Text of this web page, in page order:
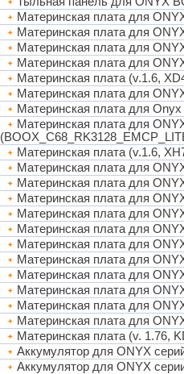
Материнская плата для
Материнская плата для
Материнская плата для
Материнская плата для
Материнская плата (v.1.6,
Материнская плата для
Материнская плата для
Материнская плата для
Материнская плата (v.1.6,
Материнская плата для
Материнская плата для
Материнская плата для
Материнская плата для
Материнская плата для
Материнская плата для
Материнская плата для
Материнская плата для
Материнская плата для
Материнская плата для
Материнская плата для
Материнская плата (v. 1.76,
Аккумулятор для ONYX
Аккумулятор для ONYX